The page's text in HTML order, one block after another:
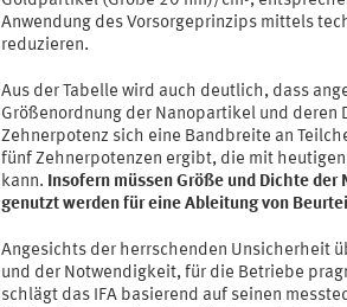
Anwendung des Vorsorgeprinzips mittels
reduzieren.
Aus der Tabelle wird auch deutlich, dass
Größenordnung der Nanopartikel und deren
Zehnerpotenz sich eine Bandbreite an
fünf Zehnerpotenzen ergibt, die mit
kann. Insofern müssen Größe und Dichte
genutzt werden für eine Ableitung von
Angesichts der herrschenden Unsicherheit
und der Notwendigkeit, für die Betriebe
schlägt das IFA basierend auf seinen